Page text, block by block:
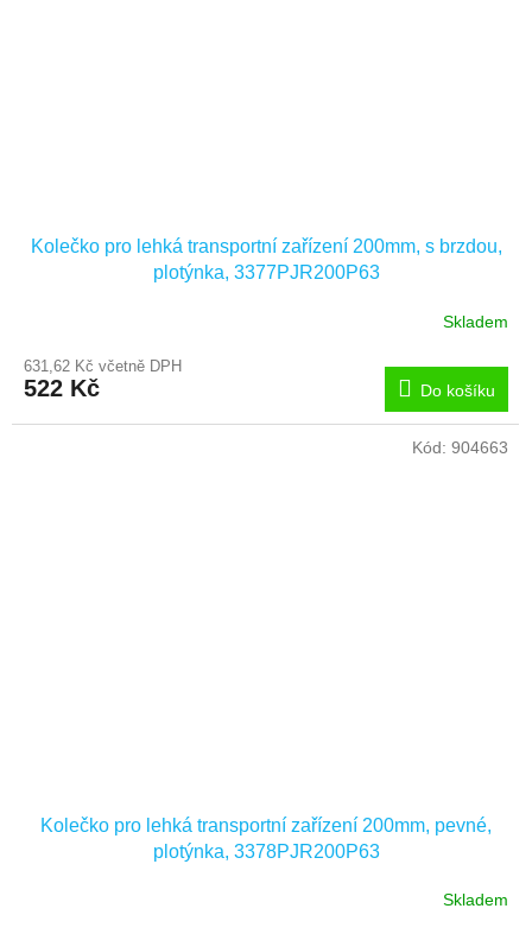
Kolečko pro lehká transportní zařízení 200mm, s brzdou,
plotýnka, 3377PJR200P63
Skladem
631,62 Kč včetně DPH
522 Kč Do košíku
Kolečko pro lehká transportní zařízení 200mm, pevné,
plotýnka, 3378PJR200P63
Skladem
Kód: 904663